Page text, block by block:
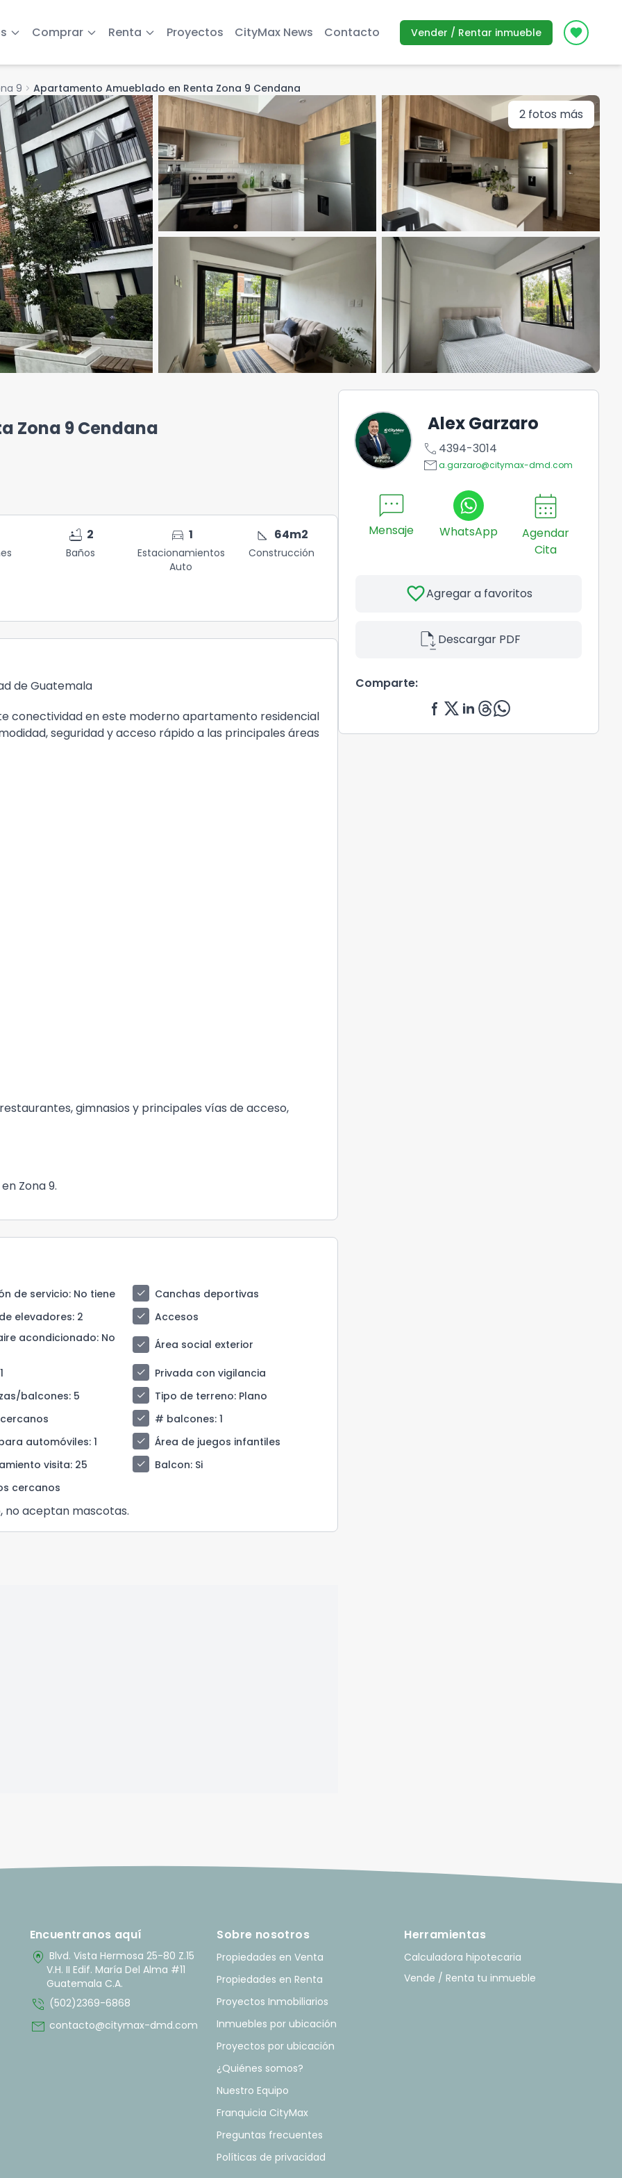
Comprar Renta Proyectos CityMax News Contacto Vender / Rentar inmueble Icon
9 chevron_right Apartamento Amueblado en Renta Zona 9 Cendana
2 fotos más
Zona 9 Cendana
bathtub 2
Baños
directions_car 1
Estacionamientos
Auto
square_foot 64m2
Construcción
de Guatemala
conectividad en este moderno apartamento residencial
seguridad y acceso rápido a las principales áreas
gimnasios y principales vías de acceso,
Zona 9.
de servicio: No tiene check
Canchas deportivas
elevadores: 2 check
Accesos
acondicionado: No
check
Área social exterior
check
Privada con vigilancia
balcones: 5 check Tipo de terreno: Plano
check # balcones: 1
automóviles: 1 check
Área de juegos infantiles
visita: 25 check Balcon: Si
cercanos
no aceptan mascotas.
Alex Garzaro
call 4394-3014
emaila.garzaro@citymax-dmd.com
sms
Mensaje WhatsApp
calendar_month
Agendar
Cita
favoriteAgregar a favoritos
file_saveDescargar PDF
Comparte:
Encuentranos aquí
home_pin Blvd. Vista Hermosa 25-80 Z.15
V.H. II Edif. María Del Alma #11
Guatemala C.A.
phone_in_talk (502)2369-6868
mail contacto@citymax-dmd.com
Sobre nosotros
Propiedades en Venta
Propiedades en Renta
Proyectos Inmobiliarios
Inmuebles por ubicación
Proyectos por ubicación
¿Quiénes somos?
Nuestro Equipo
Franquicia CityMax
Preguntas frecuentes
Políticas de privacidad
Herramientas
Calculadora hipotecaria
Vende / Renta tu inmueble